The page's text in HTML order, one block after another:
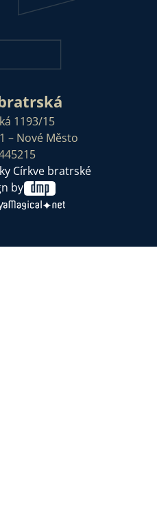
1193/15
– Nové Město
Církve bratrské
by